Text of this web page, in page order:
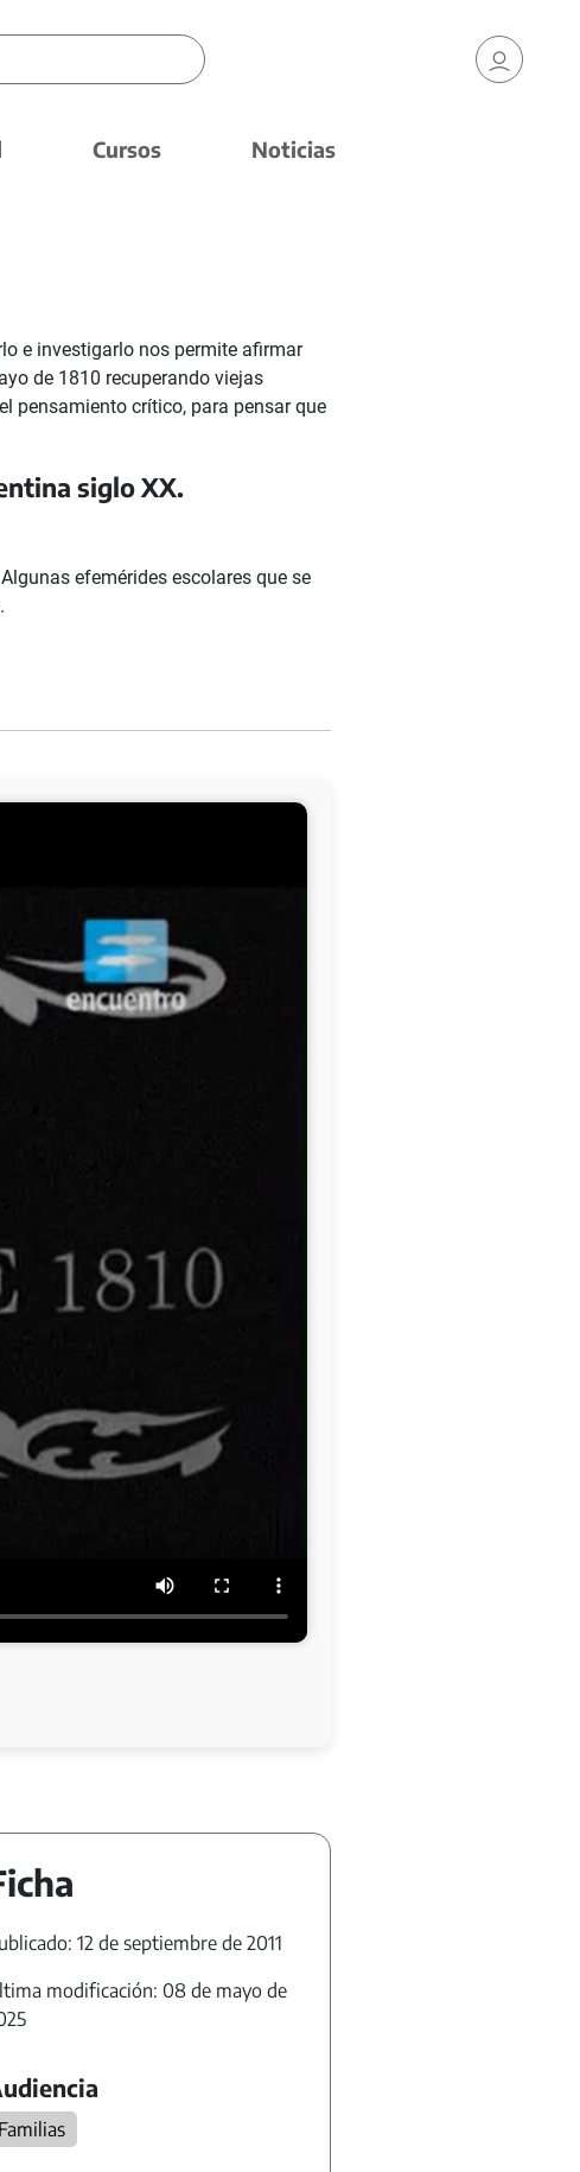
Cursos Noticias
e investigarlo nos permite afirmar
de 1810 recuperando viejas
pensamiento crítico, para pensar que
siglo XX.
efemérides escolares que se
12 de septiembre de 2011
modificación: 08 de mayo de
Familias